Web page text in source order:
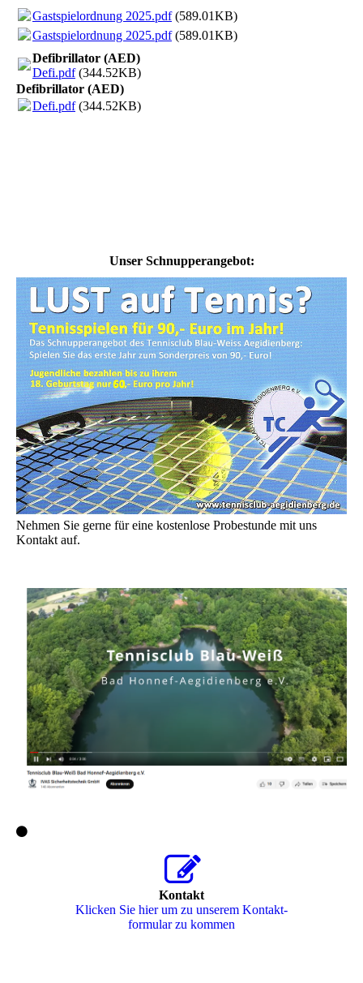
Gastspielordnung 2025.pdf(589.01KB)
Gastspielordnung 2025.pdf(589.01KB)
Defibrillator (AED)
Defi.pdf(344.52KB)
Defibrillator (AED)
Defi.pdf(344.52KB)
Unser Schnupperangebot:
Nehmen Sie gerne für eine kostenlose Probestunde mit uns
Kontakt auf.
Kontakt
Klicken Sie hier um zu unserem Kon­takt­
for­mu­lar zu kommen